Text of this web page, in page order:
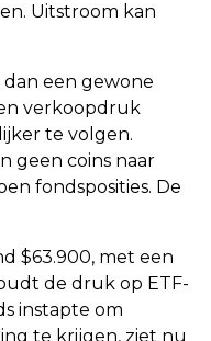
Uitstroom kan
dan een gewone
verkoopdruk
te volgen.
geen coins naar
fondsposities. De
$63.900, met een
de druk op ETF-
instapte om
te krijgen, ziet nu